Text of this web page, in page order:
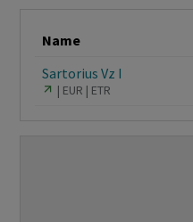
Name
Sartorius Vz I
EUR ETR